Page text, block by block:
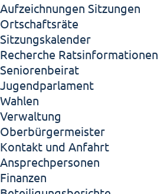
Aufzeichnungen Sitzungen
Ortschaftsräte
Sitzungskalender
Recherche Ratsinformationen
Seniorenbeirat
Jugendparlament
Wahlen
Verwaltung
Oberbürgermeister
Kontakt und Anfahrt
Ansprechpersonen
Finanzen